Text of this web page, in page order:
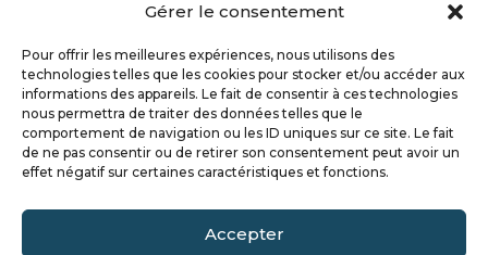
Gérer le consentement
Pour offrir les meilleures expériences, nous utilisons des
technologies telles que les cookies pour stocker et/ou accéder aux
informations des appareils. Le fait de consentir à ces technologies
nous permettra de traiter des données telles que le
comportement de navigation ou les ID uniques sur ce site. Le fait
de ne pas consentir ou de retirer son consentement peut avoir un
effet négatif sur certaines caractéristiques et fonctions.
Accepter